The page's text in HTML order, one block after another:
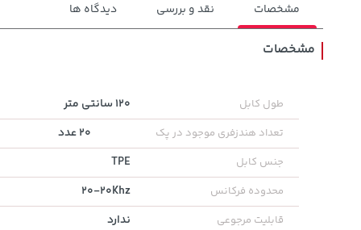
90,000
خرید
مشخصات نقد و بررسی دیدگاه ها
مشخصات
طول کابل 120 سانتی متر
تعداد هندزفری موجود در پک 20 عدد
جنس کابل TPE
محدوده فرکانس 20-20Khz
قابلیت مرجوعی ندارد